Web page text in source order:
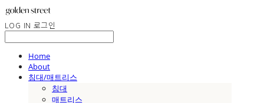
LOG IN 로그인
Home
About
침대/매트리스
침대
매트리스